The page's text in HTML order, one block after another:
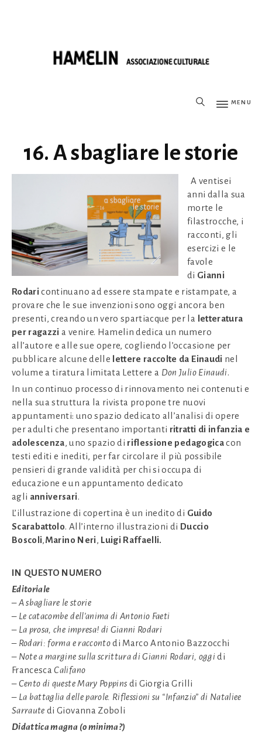
MENU
16. A sbagliare le storie
A ventisei
anni dalla sua
morte le
filastrocche, i
racconti, gli
esercizi e le
favole
di Gianni
Rodaricontinuano ad essere stampate e ristampate, a
provare che le sue invenzioni sono oggi ancora ben
presenti, creando un vero spartiacque per la letteratura
per ragazzia venire. Hamelin dedica un numero
all’autore e alle sue opere, cogliendo l’occasione per
pubblicare alcune delle lettere raccolte da Einaudi nel
volume a tiratura limitata Lettere a Don Julio Einaudi.
In un continuo processo di rinnovamento nei contenuti e
nella sua struttura la rivista propone tre nuovi
appuntamenti: uno spazio dedicato all’analisi di opere
per adulti che presentano importanti ritratti di infanzia e
adolescenza, uno spazio di riflessione pedagogicacon
testi editi e inediti, per far circolare il più possibile
pensieri di grande validità per chi si occupa di
educazione e un appuntamento dedicato
agli anniversari.
L’illustrazione di copertina è un inedito di Guido
Scarabattolo. All’interno illustrazioni di Duccio
Boscoli,Marino Neri, Luigi Raffaelli.
IN QUESTO NUMERO
Editoriale
– A sbagliare le storie
– Le catacombe dell’anima di Antonio Faeti
– La prosa, che impresa! di Gianni Rodari
–Rodari: forma e raccontodi Marco Antonio Bazzocchi
– Note a margine sulla scrittura di Gianni Rodari, oggidi
FrancescaCalifano
– Cento di queste Mary Poppins di Giorgia Grilli
– La battaglia delle parole. Riflessioni su “Infanzia” di Nataliee
Sarraute di Giovanna Zoboli
Didattica magna (o minima?)